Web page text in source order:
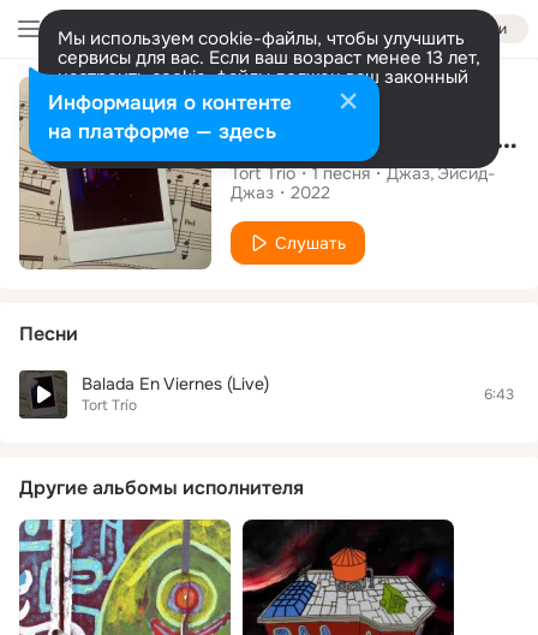
Войти
Мы используем cookie-файлы, чтобы улучшить
сервисы для вас. Если ваш возраст менее 13 лет,
настроить cookie-файлы должен ваш законный
представитель. Больше информации
Разрешить все Настроить
Сингл
Balada En Viernes (Live)
Tort Trío 1песня Джаз Эйсид-
Джаз
2022
Слушать
Песни
Balada En Viernes (Live)
Tort Trío
6:43
Другие альбомы исполнителя
Информация о контенте
на платформе — здесь